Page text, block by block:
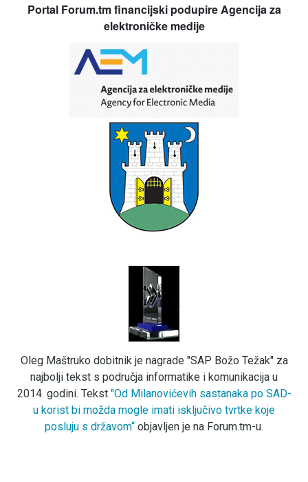
Portal Forum.tm financijski podupire Agencija za
elektroničke medije
Oleg Maštruko dobitnik je nagrade "SAP Božo Težak" za
najbolji tekst s područja informatike i komunikacija u
2014. godini. Tekst "Od Milanovićevih sastanaka po SAD-
u korist bi možda mogle imati isključivo tvrtke koje
posluju s državom“ objavljen je na Forum.tm-u.